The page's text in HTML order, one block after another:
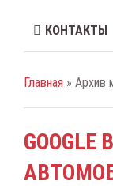
КОНТАКТЫ
Главная » Архив